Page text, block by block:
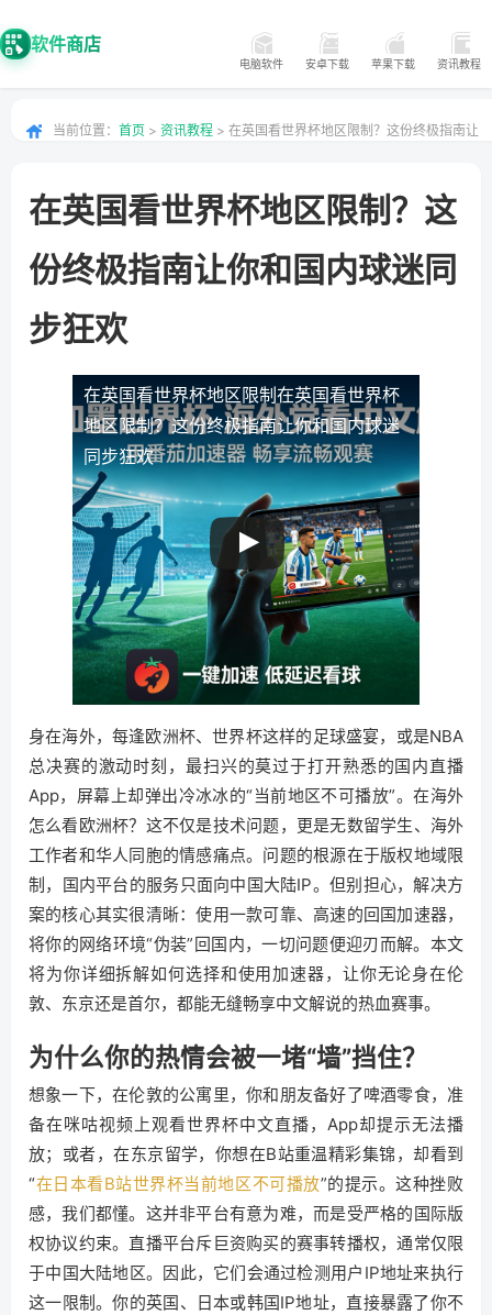
软件商店
电脑软件 安卓下载 苹果下载 资讯教程
当前位置： 首页 > 资讯教程 > 在英国看世界杯地区限制？这份终极指南让
在英国看世界杯地区限制？这
份终极指南让你和国内球迷同
步狂欢
在英国看世界杯地区限制 在英国看世界杯
地区限制？这份终极指南让你和国内球迷
同步狂欢
身在海外，每逢欧洲杯、世界杯这样的足球盛宴，或是NBA
总决赛的激动时刻，最扫兴的莫过于打开熟悉的国内直播
App，屏幕上却弹出冷冰冰的“当前地区不可播放”。在海外
怎么看欧洲杯？这不仅是技术问题，更是无数留学生、海外
工作者和华人同胞的情感痛点。问题的根源在于版权地域限
制，国内平台的服务只面向中国大陆IP。但别担心，解决方
案的核心其实很清晰：使用一款可靠、高速的回国加速器，
将你的网络环境“伪装”回国内，一切问题便迎刃而解。本文
将为你详细拆解如何选择和使用加速器，让你无论身在伦
敦、东京还是首尔，都能无缝畅享中文解说的热血赛事。
为什么你的热情会被一堵“墙”挡住？
想象一下，在伦敦的公寓里，你和朋友备好了啤酒零食，准
备在咪咕视频上观看世界杯中文直播，App却提示无法播
放；或者，在东京留学，你想在B站重温精彩集锦，却看到
“在日本看B站世界杯当前地区不可播放”的提示。这种挫败
感，我们都懂。这并非平台有意为难，而是受严格的国际版
权协议约束。直播平台斥巨资购买的赛事转播权，通常仅限
于中国大陆地区。因此，它们会通过检测用户IP地址来执行
这一限制。你的英国、日本或韩国IP地址，直接暴露了你不